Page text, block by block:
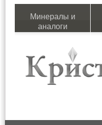
Минералы и
аналоги